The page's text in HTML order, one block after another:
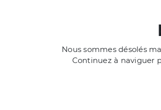
Nous sommes désolés
Continuez à naviguer